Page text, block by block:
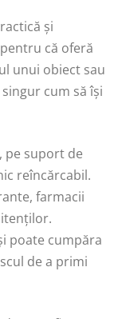
și
că oferă
unui obiect sau
cum să își
pe suport de
reîncărcabil.
farmacii
poate cumpăra
de a primi